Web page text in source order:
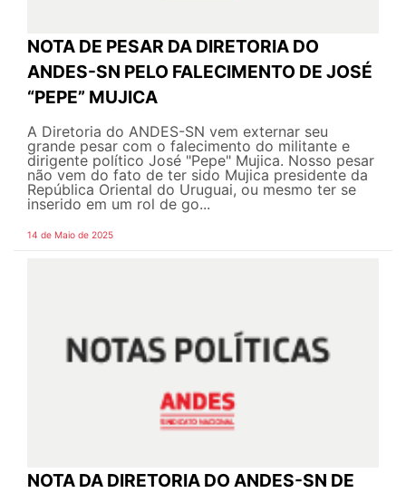
NOTA DE PESAR DA DIRETORIA DO
ANDES-SN PELO FALECIMENTO DE JOSÉ
“PEPE” MUJICA
A Diretoria do ANDES-SN vem externar seu
grande pesar com o falecimento do militante e
dirigente político José "Pepe" Mujica. Nosso pesar
não vem do fato de ter sido Mujica presidente da
República Oriental do Uruguai, ou mesmo ter se
inserido em um rol de go...
14 de Maio de 2025
NOTA DA DIRETORIA DO ANDES-SN DE